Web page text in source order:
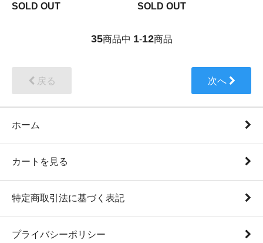
SOLD OUT
SOLD OUT
35商品中 1-12商品
戻る 次へ
ホーム
カートを見る
特定商取引法に基づく表記
プライバシーポリシー